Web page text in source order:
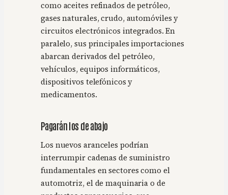
como aceites refinados de petróleo,
gases naturales, crudo, automóviles y
circuitos electrónicos integrados. En
paralelo, sus principales importaciones
abarcan derivados del petróleo,
vehículos, equipos informáticos,
dispositivos telefónicos y
medicamentos.
Pagarán los de abajo
Los nuevos aranceles podrían
interrumpir cadenas de suministro
fundamentales en sectores como el
automotriz, el de maquinaria o de